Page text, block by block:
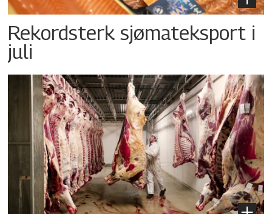
Rekordsterk sjømateksport i
juli